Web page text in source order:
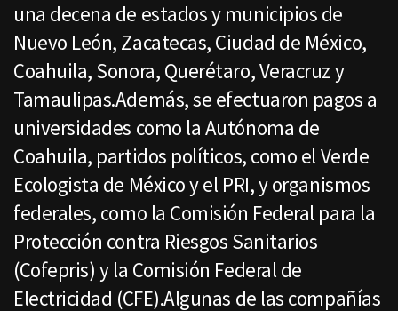
una decena de estados y municipios de
Nuevo León, Zacatecas, Ciudad de México,
Coahuila, Sonora, Querétaro, Veracruz y
Tamaulipas.Además, se efectuaron pagos a
universidades como la Autónoma de
Coahuila, partidos políticos, como el Verde
Ecologista de México y el PRI, y organismos
federales, como la Comisión Federal para la
Protección contra Riesgos Sanitarios
(Cofepris) y la Comisión Federal de
Electricidad (CFE).Algunas de las compañías